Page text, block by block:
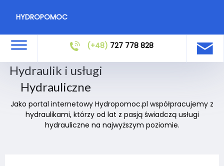
HYDROPOMOC
(+48) 727 778 828
Hydraulik i usługi
Hydrauliczne
Jako portal internetowy Hydropomoc.pl współpracujemy z
hydraulikami, którzy od lat z pasją świadczą usługi
hydrauliczne na najwyższym poziomie.